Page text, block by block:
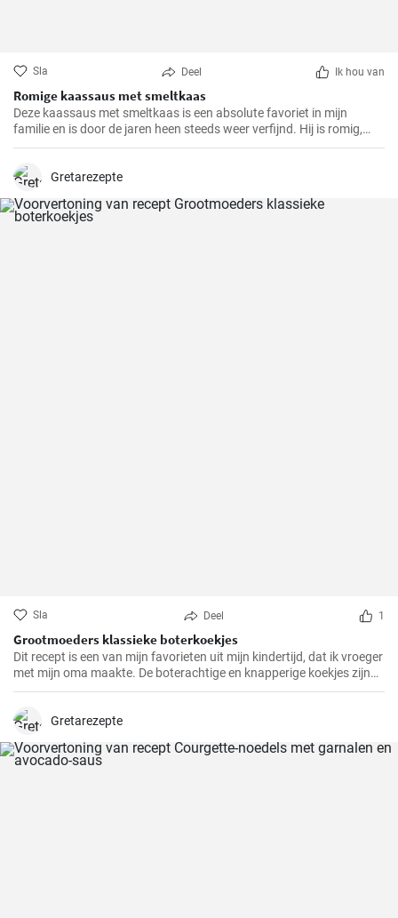
Sla Deel Ik hou van
Romige kaassaus met smeltkaas
Deze kaassaus met smeltkaas is een absolute favoriet in mijn
familie en is door de jaren heen steeds weer verfijnd. Hij is romig,
smaakvol en gewoonweg heerlijk. De saus is perfect als dip,
ik zeggen dat dit recept altijd een succes is.
Gretarezepte
Sla Deel 1
Grootmoeders klassieke boterkoekjes
Dit recept is een van mijn favorieten uit mijn kindertijd, dat ik vroeger
met mijn oma maakte. De boterachtige en knapperige koekjes zijn
niet alleen makkelijk te maken, maar brengen ook diepe
hebben het recept door de jaren heen zorgvuldig verfijnd en hopen
Gretarezepte